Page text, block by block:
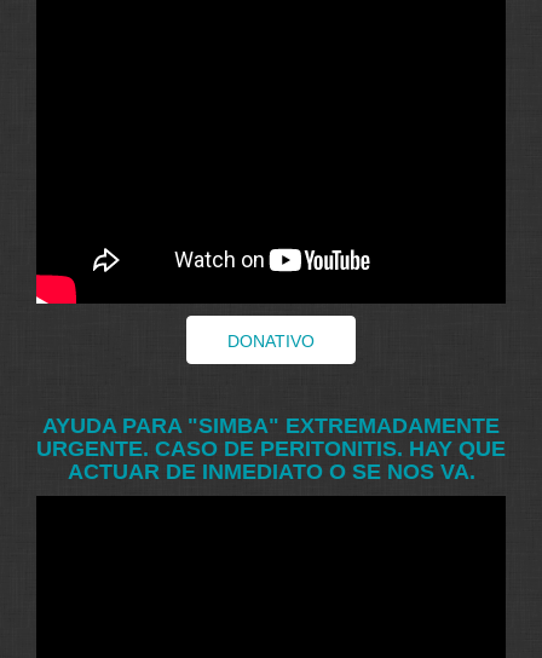
DONATIVO
AYUDA PARA "SIMBA" EXTREMADAMENTE
URGENTE. CASO DE PERITONITIS. HAY QUE
ACTUAR DE INMEDIATO O SE NOS VA.